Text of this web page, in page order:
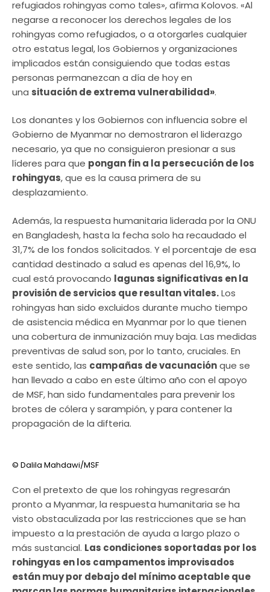
refugiados rohingyas como tales», afirma Kolovos. «Al
negarse a reconocer los derechos legales de los
rohingyas como refugiados, o a otorgarles cualquier
otro estatus legal, los Gobiernos y organizaciones
implicados están consiguiendo que todas estas
personas permanezcan a día de hoy en
una situación de extrema vulnerabilidad».
Los donantes y los Gobiernos con influencia sobre el
Gobierno de Myanmar no demostraron el liderazgo
necesario, ya que no consiguieron presionar a sus
líderes para que pongan fin a la persecución de los
rohingyas, que es la causa primera de su
desplazamiento.
Además, la respuesta humanitaria liderada por la ONU
en Bangladesh, hasta la fecha solo ha recaudado el
31,7% de los fondos solicitados. Y el porcentaje de esa
cantidad destinado a salud es apenas del 16,9%, lo
cual está provocando lagunas significativas en la
provisión de servicios que resultan vitales.Los
rohingyas han sido excluidos durante mucho tiempo
de asistencia médica en Myanmar por lo que tienen
una cobertura de inmunización muy baja. Las medidas
preventivas de salud son, por lo tanto, cruciales. En
este sentido, las campañas de vacunaciónque se
han llevado a cabo en este último año con el apoyo
de MSF, han sido fundamentales para prevenir los
brotes de cólera y sarampión, y para contener la
propagación de la difteria.
© Dalila Mahdawi/MSF
Con el pretexto de que los rohingyas regresarán
pronto a Myanmar, la respuesta humanitaria se ha
visto obstaculizada por las restricciones que se han
impuesto a la prestación de ayuda a largo plazo o
más sustancial. Las condiciones soportadas por los
rohingyas en los ​​campamentos improvisados ​​
están muy por debajo del mínimo aceptable que